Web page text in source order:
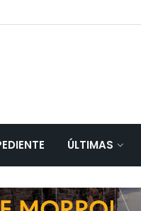
ÚLTIMAS